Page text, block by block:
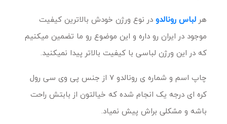
هر لباس رونالدودر نوع ورژن خودش بالاترین کیفیت
موجود در ایران رو داره و این موضوع رو ما تضمین میکنیم
که در این ورژن لباسی با کیفیت بالاتر پیدا نمیکنید.
چاپ اسم و شماره ی رونالدو 7 از جنس پی وی سی رول
کره ای درجه یک انجام شده که خیالتون از بابتش راحت
باشه و مشکلی براش پیش نمیاد.